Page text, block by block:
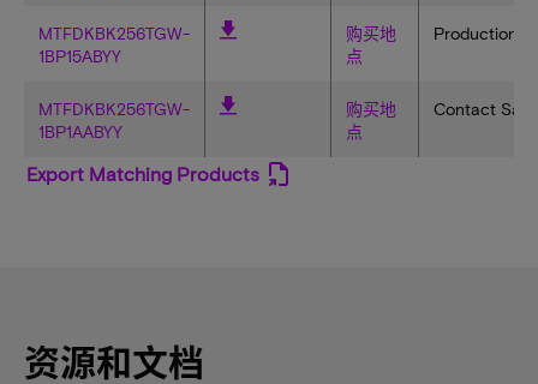
MTFDKBK256TGW-
1BP15ABYY
购买地
点
Production
MTFDKBK256TGW-
1BP1AABYY
购买地
点
Contact
Export Matching Products
资源和文档